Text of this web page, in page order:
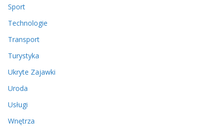
Sport
Technologie
Transport
Turystyka
Ukryte Zajawki
Uroda
Usługi
Wnętrza